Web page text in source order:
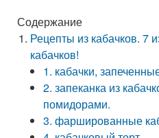
Содержание
Рецепты из кабачков. 7
кабачков!
1. кабачки,
2. запеканка из
помидорами.
3. фаршированные